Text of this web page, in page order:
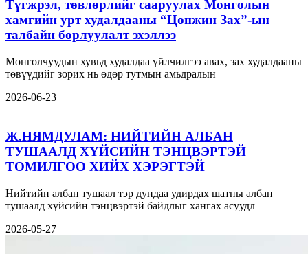
Түгжрэл, төвлөрлийг сааруулах Монголын
хамгийн урт худалдааны “Цонжин Зах”-ын
талбайн борлуулалт эхэллээ
Монголчуудын хувьд худалдаа үйлчилгээ авах, зах худалдааны
төвүүдийг зорих нь өдөр тутмын амьдралын
2026-06-23
Ж.НЯМДУЛАМ: НИЙТИЙН АЛБАН
ТУШААЛД ХҮЙСИЙН ТЭНЦВЭРТЭЙ
ТОМИЛГОО ХИЙХ ХЭРЭГТЭЙ
Нийтийн албан тушаал тэр дундаа удирдах шатны албан
тушаалд хүйсийн тэнцвэртэй байдлыг хангах асуудл
2026-05-27